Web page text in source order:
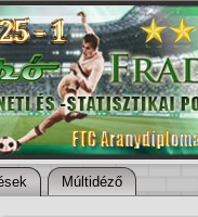
Múltidéző